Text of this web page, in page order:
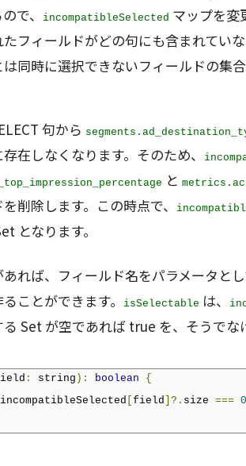
で、
incompatibleSelected マップを変
たフィールドがどの句にも含まれてい
同時に選択できないフィールドの集
句から
在しなくなります。そのため、
と
削除します。この時点で、
となります。
れば、フィールド名をパラメータと
ことができます。
isSelectable は、
Set が空であれば true を、そうでな
: string ): boolean
{
incompatibleSelected field ]?. size === 0